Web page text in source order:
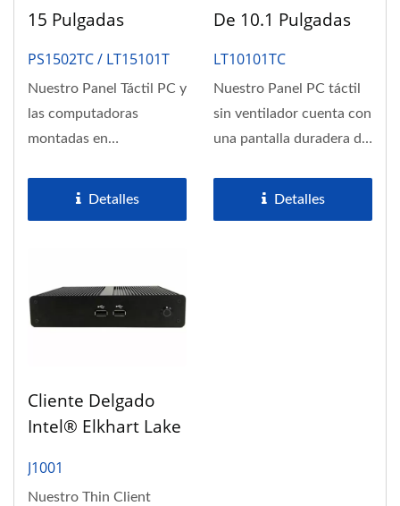
15 Pulgadas
PS1502TC / LT15101T
Nuestro Panel Táctil PC y
las computadoras
montadas en
Detalles
De 10.1 Pulgadas
LT10101TC
Nuestro Panel PC táctil
sin ventilador cuenta con
una pantalla duradera de
Detalles
Cliente Delgado
Intel® Elkhart Lake
4K
J1001
Nuestro Thin Client